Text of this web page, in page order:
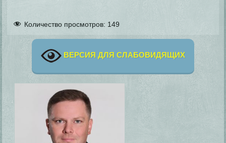
Количество просмотров: 149
ВЕРСИЯ ДЛЯ СЛАБОВИДЯЩИХ